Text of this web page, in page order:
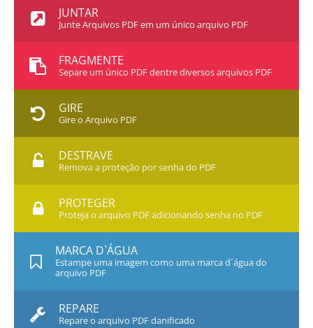
JUNTAR
Junte Arquivos PDF em um único arquivo PDF
FRAGMENTE
Separe um único PDF dentre diversos arquivos PDF
GIRE
Gire o Arquivo PDF
DESTRAVE
Remova a proteção por senha do PDF
PROTEGER
Proteja o arquivo PDF adicionando senha no PDF
MARCA D`ÁGUA
Estampe uma imagem como uma marca d`água do
arquivo PDF
REPARE
Repare o arquivo PDF danificado